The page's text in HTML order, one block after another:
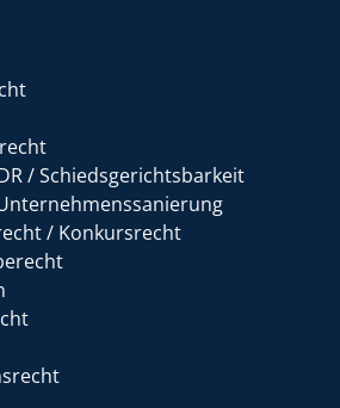
/ Schiedsgerichtsbarkeit
/ Konkursrecht